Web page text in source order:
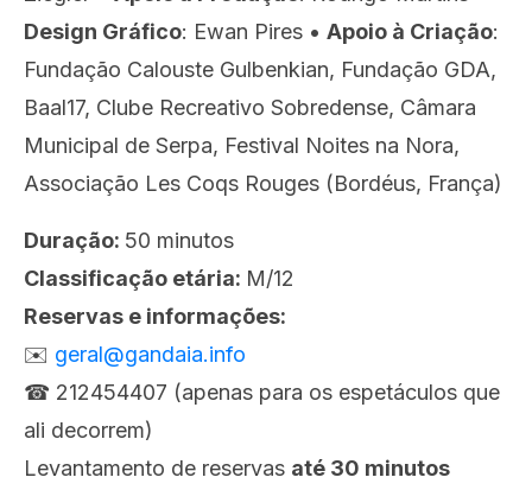
Design Gráfico: Ewan Pires • Apoio à Criação:
Fundação Calouste Gulbenkian, Fundação GDA,
Baal17, Clube Recreativo Sobredense, Câmara
Municipal de Serpa, Festival Noites na Nora,
Associação Les Coqs Rouges (Bordéus, França)
Duração: 50 minutos
Classificação etária: M/12
Reservas e informações:
✉️ geral@gandaia.info
☎︎ 212454407 (apenas para os espetáculos que
ali decorrem)
Levantamento de reservas até 30 minutos